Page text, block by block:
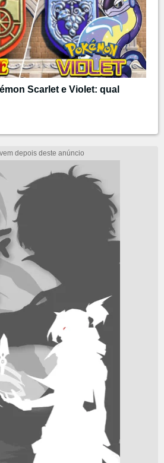
Scarlet e Violet: qual